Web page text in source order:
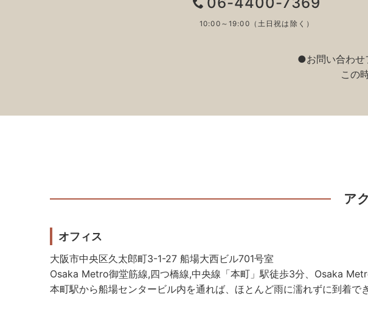
10:00～19:00（土日祝は除く）
●お問い合わせ
この
ア
オフィス
大阪市中央区久太郎町3-1-27 船場大西ビル701号室
Osaka Metro御堂筋線,四つ橋線,中央線「本町」駅徒歩3分、Osaka
本町駅から船場センタービル内を通れば、ほとんど雨に濡れずに到着で